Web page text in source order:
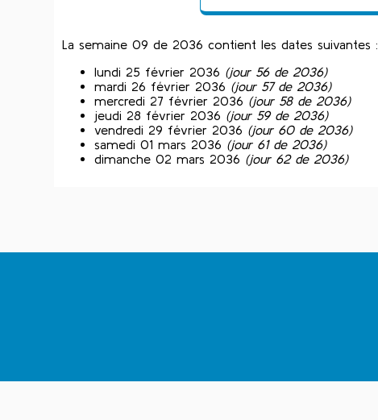
La semaine 09 de 2036 contient les dates suivantes :
lundi 25 février 2036 (jour 56 de 2036)
mardi 26 février 2036 (jour 57 de 2036)
mercredi 27 février 2036 (jour 58 de 2036)
jeudi 28 février 2036 (jour 59 de 2036)
vendredi 29 février 2036 (jour 60 de 2036)
samedi 01 mars 2036 (jour 61 de 2036)
dimanche 02 mars 2036 (jour 62 de 2036)